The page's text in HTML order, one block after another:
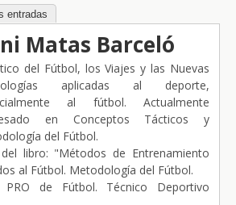
entradas
Matas Barceló
del Fútbol, los Viajes y las Nuevas
aplicadas al deporte,
al fútbol. Actualmente
en Conceptos Tácticos y
del Fútbol.
libro: "Métodos de Entrenamiento
al Fútbol. Metodología del Fútbol.
PRO de Fútbol. Técnico Deportivo